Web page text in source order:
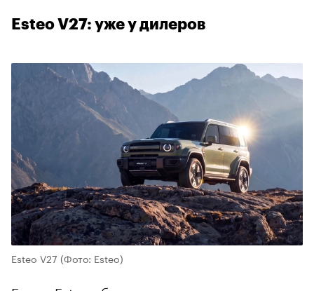
Esteo V27: уже у дилеров
Esteo V27 (Фото: Esteo)